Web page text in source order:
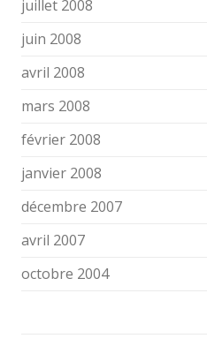
juillet 2008
juin 2008
avril 2008
mars 2008
février 2008
janvier 2008
décembre 2007
avril 2007
octobre 2004